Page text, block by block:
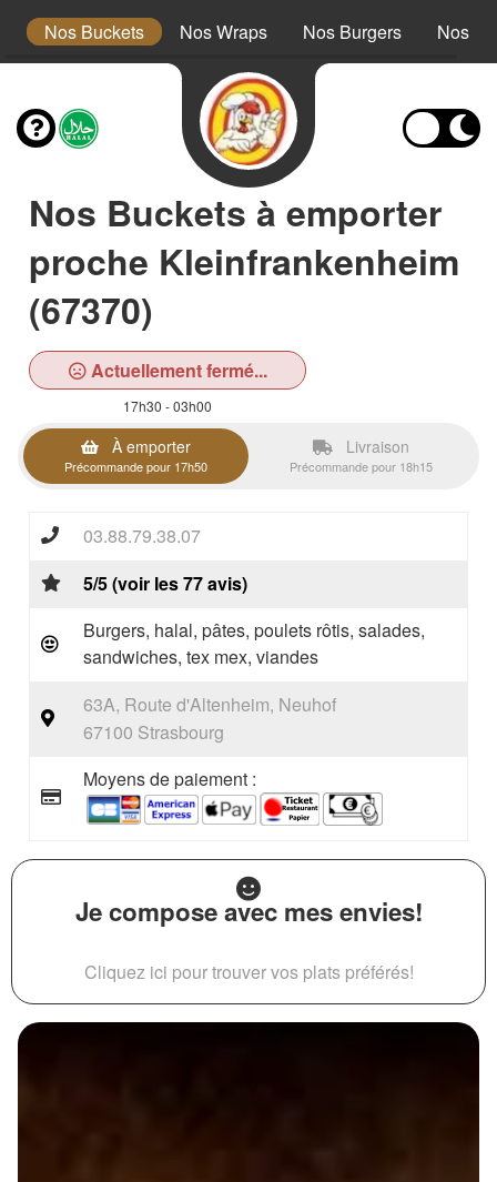
Nos Buckets Nos Wraps Nos Burgers Nos
Nos Buckets à emporter
proche Kleinfrankenheim
(67370)
Actuellement fermé...
17h30 - 03h00
À emporter
Précommande pour 17h50
Livraison
Précommande pour 18h15
03.88.79.38.07
5/5 (voir les 77 avis)
Burgers, halal, pâtes, poulets rôtis, salades,
sandwiches, tex mex, viandes
63A, Route d'Altenheim, Neuhof
67100 Strasbourg
Moyens de paiement :
Je compose avec mes envies!
Cliquez ici pour trouver vos plats préférés!